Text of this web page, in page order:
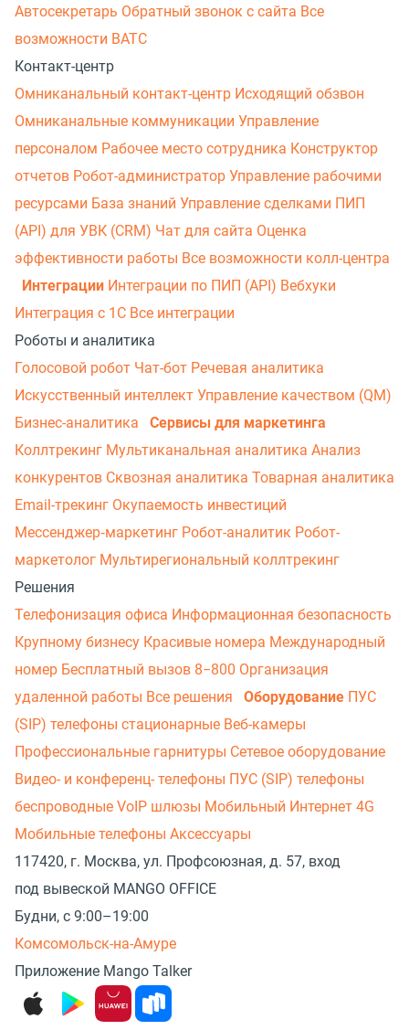
Автосекретарь Обратный звонок с сайта Все
возможности ВАТС
Контакт-центр
Омниканальный контакт-центр Исходящий обзвон
Омниканальные коммуникации Управление
персоналом Рабочее место сотрудника Конструктор
отчетов Робот-администратор Управление рабочими
ресурсами База знаний Управление сделками ПИП
(API) для УВК (CRM) Чат для сайта Оценка
эффективности работы Все возможности колл-центра
Интеграции Интеграции по ПИП (API) Вебхуки
Интеграция с 1С Все интеграции
Роботы и аналитика
Голосовой робот Чат-бот Речевая аналитика
Искусственный интеллект Управление качеством (QM)
Бизнес-аналитика
Сервисы для маркетинга
Коллтрекинг Мультиканальная аналитика Анализ
конкурентов Сквозная аналитика Товарная аналитика
Email-трекинг Окупаемость инвестиций
Мессенджер‑маркетинг Робот-аналитик Робот-
маркетолог Мультирегиональный коллтрекинг
Решения
Телефонизация офиса Информационная безопасность
Крупному бизнесу Красивые номера Международный
номер Бесплатный вызов 8−800 Организация
удаленной работы Все решения Оборудование ПУС
(SIP) телефоны стационарные Веб-камеры
Профессиональные гарнитуры Сетевое оборудование
Видео- и конференц- телефоны ПУС (SIP) телефоны
беспроводные VoIP шлюзы Мобильный Интернет 4G
Мобильные телефоны Аксессуары
117420, г. Москва, ул. Профсоюзная, д. 57, вход
под вывеской MANGO OFFICE
Будни, с 9:00–19:00
Комсомольск-на-Амуре
Приложение Mango Talker